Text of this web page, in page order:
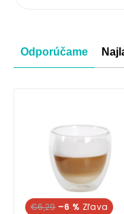
Radenie
produktov
Odporúčame
€6,29 –6 %